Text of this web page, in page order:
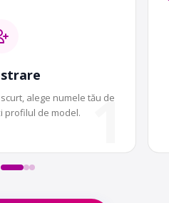
alege numele tău de
profilul de model.
1